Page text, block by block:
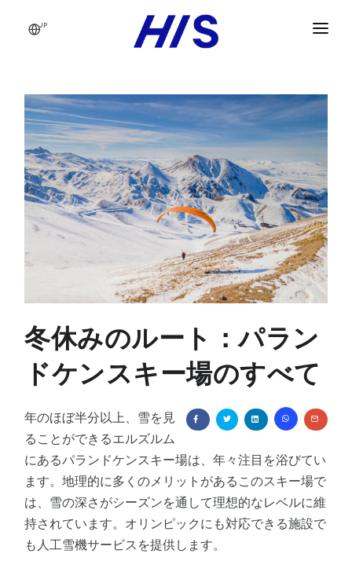
JP
法人向け旅行サービス
出張者
ビジネス旅行経験
トラベラーケア
旅行マネージャー
旅行貯蓄プログラム
グローバルサプライヤーネットワーク
上級管理職
グローバル保証
ソリューション
企業規模別ソリューション
中小企業および中規模企業
グローバル企業とホールディングス
業界別ソリューション
建設業
政府機関
会議・イベント管理
会社概要
ジャパンレールパス
JAPAN TRAVEL
通信
冬休みのルート：パラン
ドケンスキー場のすべて
年のほぼ半分以上、雪を見
ることができるエルズルム
にあるパランドケンスキー場は、年々注目を浴びてい
ます。地理的に多くのメリットがあるこのスキー場で
は、雪の深さがシーズンを通して理想的なレベルに維
持されています。オリンピックにも対応できる施設で
も人工雪機サービスを提供します。